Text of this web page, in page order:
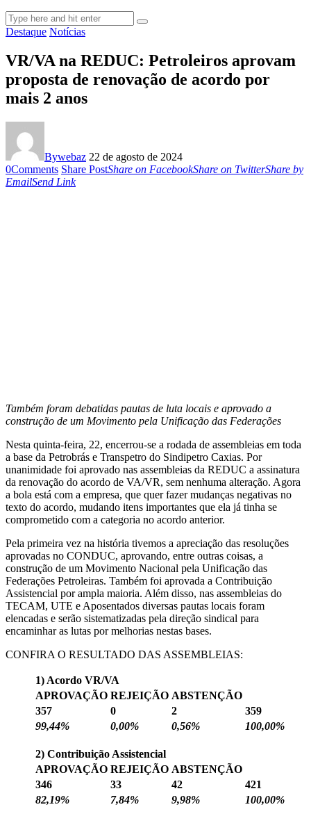
Destaque Notícias
VR/VA na REDUC: Petroleiros aprovam
proposta de renovação de acordo por
mais 2 anos
Bywebaz 22 de agosto de 2024
0Comments Share PostShare on FacebookShare on TwitterShare by
EmailSend Link
Também foram debatidas pautas de luta locais e aprovado a
construção de um Movimento pela Unificação das Federações
Nesta quinta-feira, 22, encerrou-se a rodada de assembleias em toda
a base da Petrobrás e Transpetro do Sindipetro Caxias. Por
unanimidade foi aprovado nas assembleias da REDUC a assinatura
da renovação do acordo de VA/VR, sem nenhuma alteração. Agora
a bola está com a empresa, que quer fazer mudanças negativas no
texto do acordo, mudando itens importantes que ela já tinha se
comprometido com a categoria no acordo anterior.
Pela primeira vez na história tivemos a apreciação das resoluções
aprovadas no CONDUC, aprovando, entre outras coisas, a
construção de um Movimento Nacional pela Unificação das
Federações Petroleiras. Também foi aprovada a Contribuição
Assistencial por ampla maioria. Além disso, nas assembleias do
TECAM, UTE e Aposentados diversas pautas locais foram
elencadas e serão sistematizadas pela direção sindical para
encaminhar as lutas por melhorias nestas bases.
CONFIRA O RESULTADO DAS ASSEMBLEIAS:
1) Acordo VR/VA
APROVAÇÃO REJEIÇÃO ABSTENÇÃO
357
0 2
359
99,44%
0,00% 0,56% 100,00%
2) Contribuição Assistencial
APROVAÇÃO REJEIÇÃO ABSTENÇÃO
346
33 42
421
82,19%
7,84% 9,98% 100,00%